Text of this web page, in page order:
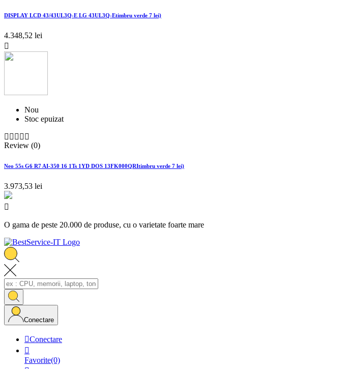
DISPLAY LCD 43/43UL3Q-E LG 43UL3Q-Etimbru verde 7 lei)
4.348,52 lei

Nou
Stoc epuizat
    
Review (0)
Neo 55s G6 R7 AI-350 16 1Ts 1YD DOS 13FK000QRItimbru verde 7 lei)
3.973,53 lei

O gama de peste 20.000 de produse, cu o varietate foarte mare
Conectare
Conectare

Favorite(0)